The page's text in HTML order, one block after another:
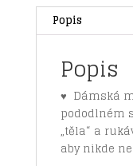
Popis
Popis
♥ Dámská
pododlném
„těla“ a
aby nikde